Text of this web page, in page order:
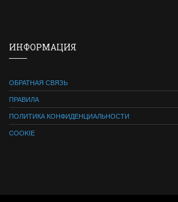
ИНФОРМАЦИЯ
ОБРАТНАЯ СВЯЗЬ
ПРАВИЛА
ПОЛИТИКА КОНФИДЕНЦИАЛЬНОСТИ
COOKIE